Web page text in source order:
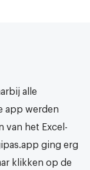
alle
app werden
van het Excel-
ging erg
klikken op de